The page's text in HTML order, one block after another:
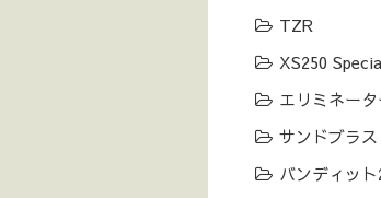
TZR
XS250
エリミネー
サンドブラス
バンディット